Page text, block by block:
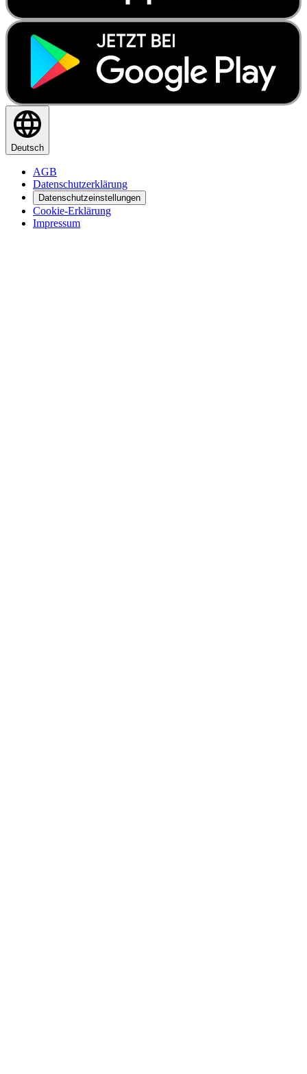
Deutsch
AGB
Datenschutzerklärung
Datenschutzeinstellungen
Cookie-Erklärung
Impressum